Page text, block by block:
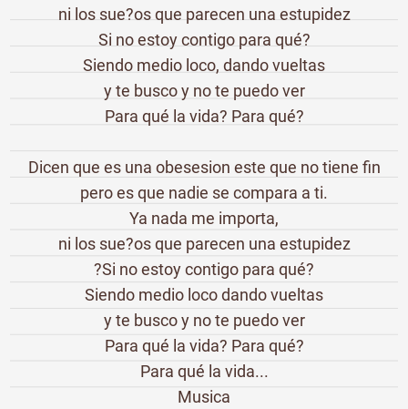
ni los sue?os que parecen una estupidez
Si no estoy contigo para qué?
Siendo medio loco, dando vueltas
y te busco y no te puedo ver
Para qué la vida? Para qué?
Dicen que es una obesesion este que no tiene fin
pero es que nadie se compara a ti.
Ya nada me importa,
ni los sue?os que parecen una estupidez
?Si no estoy contigo para qué?
Siendo medio loco dando vueltas
y te busco y no te puedo ver
Para qué la vida? Para qué?
Para qué la vida...
Musica